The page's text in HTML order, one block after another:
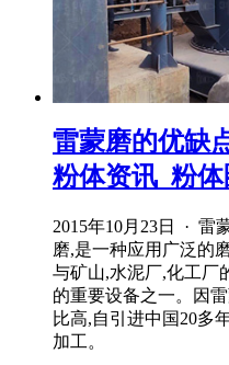
雷蒙磨的优缺
粉体资讯_粉体
2015年10月23日 · 雷
磨,是一种应用广泛的
与矿山,水泥厂,化工厂
的重要设备之一。因
比高,自引进中国20多
加工。